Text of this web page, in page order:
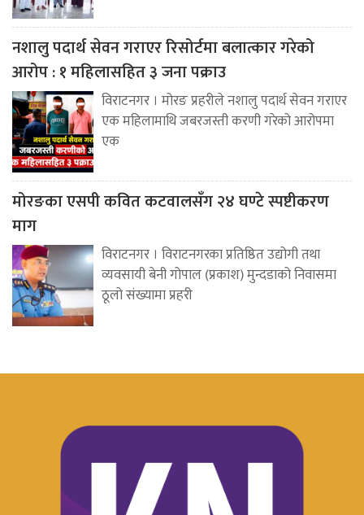
नशालु पदार्थ सेवन गराएर रिसोर्टमा बलात्कार गरेको
आरोप : १ महिलासहित ३ जना पक्राउ
विराटनगर । मोरङ प्रहरीले नशालु पदार्थ सेवन गराएर
एक महिलामाथि जबरजस्ती करणी गरेको आरोपमा
एक
मोरङका एसपी कवित कटवालसँग २४ घण्टे स्पष्टीकरण
माग
विराटनगर । विराटनगरका प्रतिष्ठित उद्योगी तथा
व्यवसायी बेनी गोपाल (प्रकाश) मुन्दडाको निवासमा
ठूलो संख्यामा प्रहरी